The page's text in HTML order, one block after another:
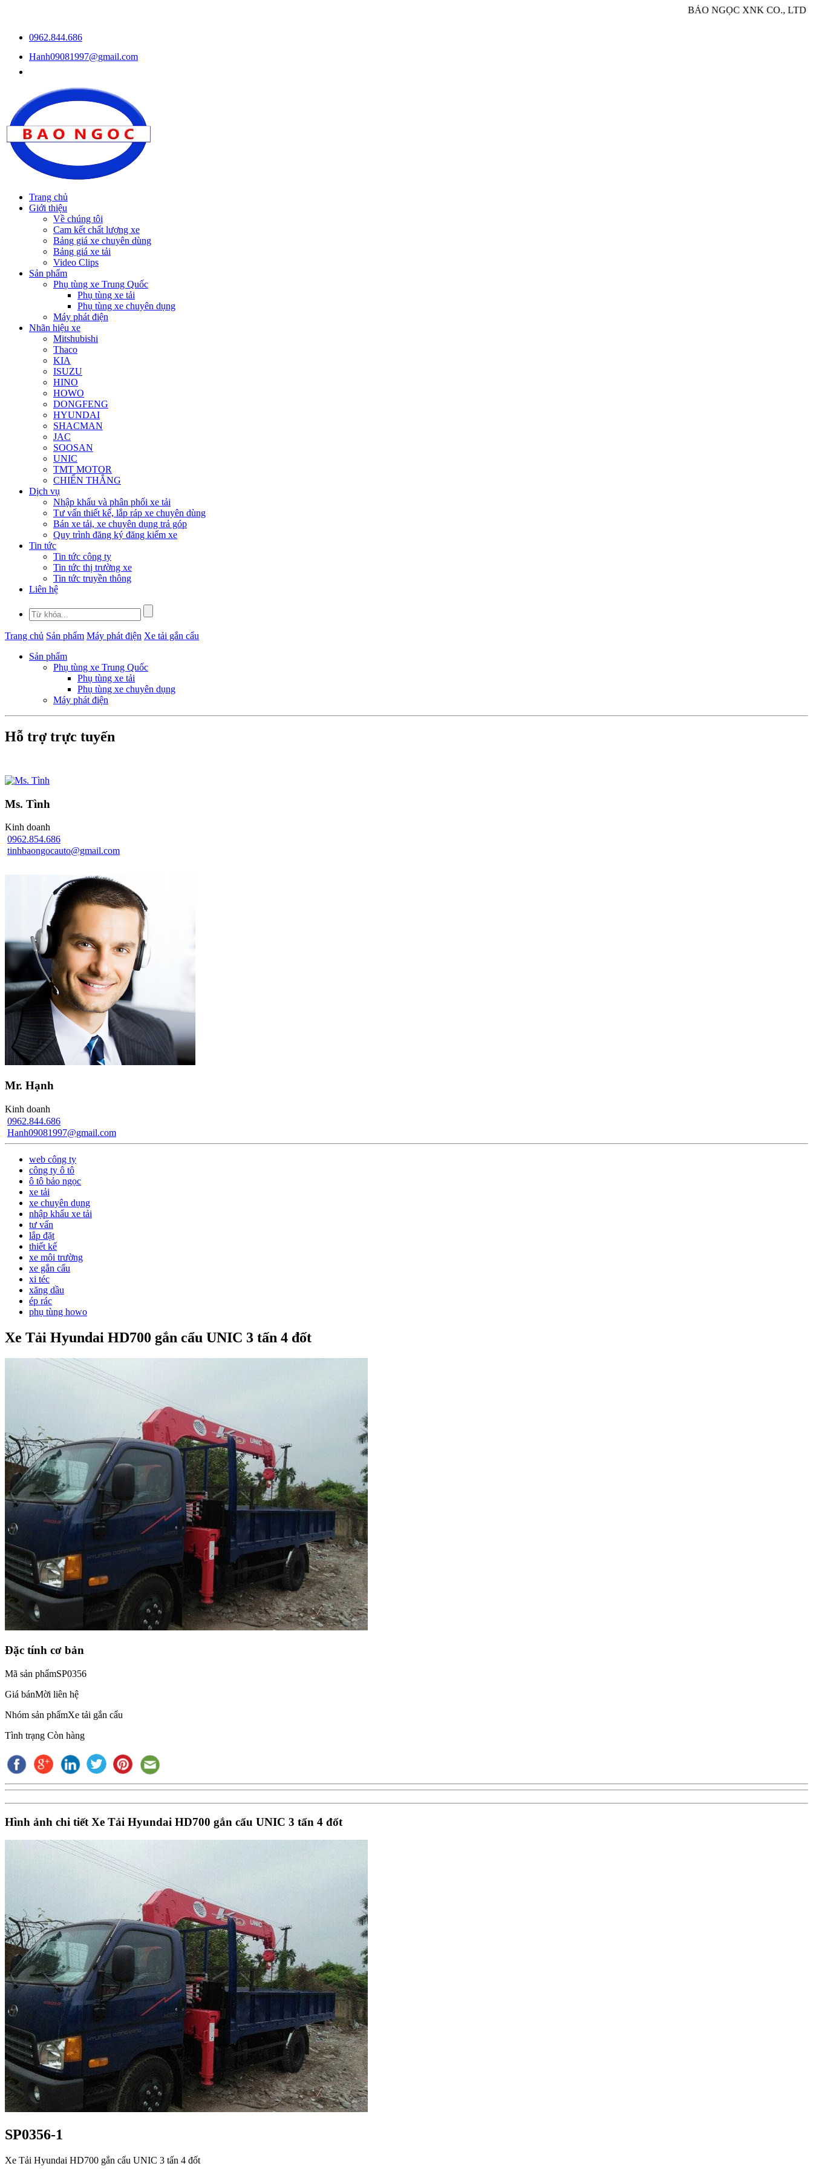
BẢO NGỌC XNK CO., LTD -
0962.844.686
Hanh09081997@gmail.com
Trang chủ
Giới thiệu
Về chúng tôi
Cam kết chất lượng xe
Bảng giá xe chuyên dùng
Bảng giá xe tải
Video Clips
Sản phẩm
Phụ tùng xe Trung Quốc
Phụ tùng xe tải
Phụ tùng xe chuyên dụng
Máy phát điện
Nhãn hiệu xe
Mitshubishi
Thaco
KIA
ISUZU
HINO
HOWO
DONGFENG
HYUNDAI
SHACMAN
JAC
SOOSAN
UNIC
TMT MOTOR
CHIẾN THẮNG
Dịch vụ
Nhập khẩu và phân phối xe tải
Tư vấn thiết kế, lắp ráp xe chuyên dùng
Bán xe tải, xe chuyên dụng trả góp
Quy trình đăng ký đăng kiểm xe
Tin tức
Tin tức công ty
Tin tức thị trường xe
Tin tức truyền thông
Liên hệ
Trang chủ Sản phẩm Máy phát điện Xe tải gắn cẩu
Sản phẩm
Phụ tùng xe Trung Quốc
Phụ tùng xe tải
Phụ tùng xe chuyên dụng
Máy phát điện
Hỗ trợ trực tuyến
Ms. Tình
Kinh doanh
0962.854.686
tinhbaongocauto@gmail.com
Mr. Hạnh
Kinh doanh
0962.844.686
Hanh09081997@gmail.com
web công ty
công ty ô tô
ô tô bảo ngọc
xe tải
xe chuyên dụng
nhập khẩu xe tải
tư vấn
lắp đặt
thiết kế
xe môi trường
xe gắn cẩu
xi téc
xăng dầu
ép rác
phụ tùng howo
Xe Tải Hyundai HD700 gắn cẩu UNIC 3 tấn 4 đốt
Đặc tính cơ bản
Mã sản phẩmSP0356
Giá bánMời liên hệ
Nhóm sản phẩmXe tải gắn cẩu
Tình trạng Còn hàng
Hình ảnh chi tiết Xe Tải Hyundai HD700 gắn cẩu UNIC 3 tấn 4 đốt
SP0356-1
Xe Tải Hyundai HD700 gắn cẩu UNIC 3 tấn 4 đốt